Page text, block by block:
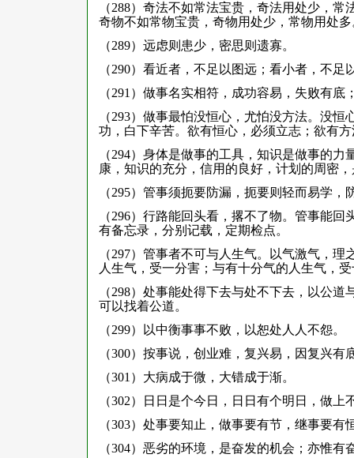
（288）奇法不如常法宝贵，奇法用处少，
奇物不如常物宝贵，奇物用处少，常物用处多
（289）远虑则患少，密思则遗寡。
（290）看近者，不足以图远；看小者，不足
（291）做事名实相符，成功容易，失败有
（293）做事最怕没恒心，尤怕没方法。没
功，白下辛苦。欲有恒心，必须立志；欲有
（294）身体是做事的工具，知识是做事的
康，知识的充分，信用的良好，计划的周密
（295）管事须扼要防漏，扼要则轻而易学，
（296）行路能回头看，撂不了物。管事能
有备忘录，分别记载，定期检点。
（297）管事者不可与人生气。以气激气，
人生气，受一分害；与有十分气的人生气，
（298）处事能处得下去与处不下去，以公
可以找着公道。
（299）以中衡事事不败，以恕处人人不怨。
（300）按事说，创业难，复兴易，因复兴
（301）大病成于微，大错成于渐。
（302）日日是个今日，日日有个明日，做
（303）处事要知止，做事要有节，继事要有
（304）恶劣的环境，是奋发的机会；亦惟